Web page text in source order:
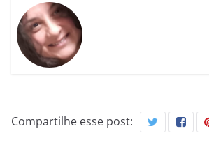
Compartilhe esse post: